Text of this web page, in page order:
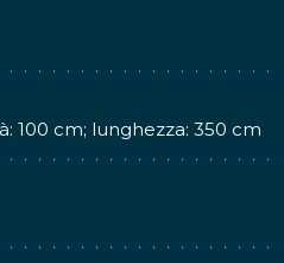
Stella Polare e la fece
per impiegarla nella
effettuata quello
(Oslo) il 12 giugno
l' 8 agosto dello
fino all' estate
dai ghiacci e raddrizzata e
in Norvegia.
100 cm; lunghezza: 350 cm